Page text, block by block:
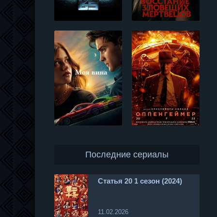
Последние сериалы
Статья 20 1 сезон (2024)
11.02.2026